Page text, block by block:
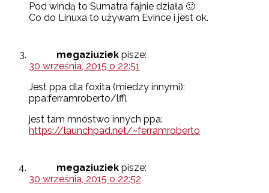
Pod windą to Sumatra fajnie działa 🙂
Co do Linuxa to używam Evince i jest ok.
megaziuziek pisze:
30 września, 2015 o 22:51
Jest ppa dla foxita (miedzy innymi):
ppa:ferramroberto/lffl
jest tam mnóstwo innych ppa:
https://launchpad.net/~ferramroberto
megaziuziek pisze:
30 września, 2015 o 22:52